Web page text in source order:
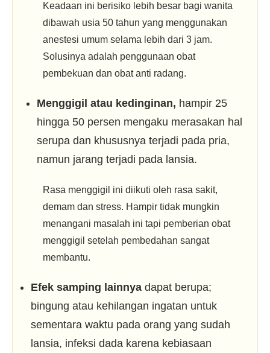
Keadaan ini berisiko lebih besar bagi wanita
dibawah usia 50 tahun yang menggunakan
anestesi umum selama lebih dari 3 jam.
Solusinya adalah penggunaan obat
pembekuan dan obat anti radang.
Menggigil atau kedinginan, hampir 25
hingga 50 persen mengaku merasakan hal
serupa dan khususnya terjadi pada pria,
namun jarang terjadi pada lansia.
Rasa menggigil ini diikuti oleh rasa sakit,
demam dan stress. Hampir tidak mungkin
menangani masalah ini tapi pemberian obat
menggigil setelah pembedahan sangat
membantu.
Efek samping lainnya dapat berupa;
bingung atau kehilangan ingatan untuk
sementara waktu pada orang yang sudah
lansia, infeksi dada karena kebiasaan